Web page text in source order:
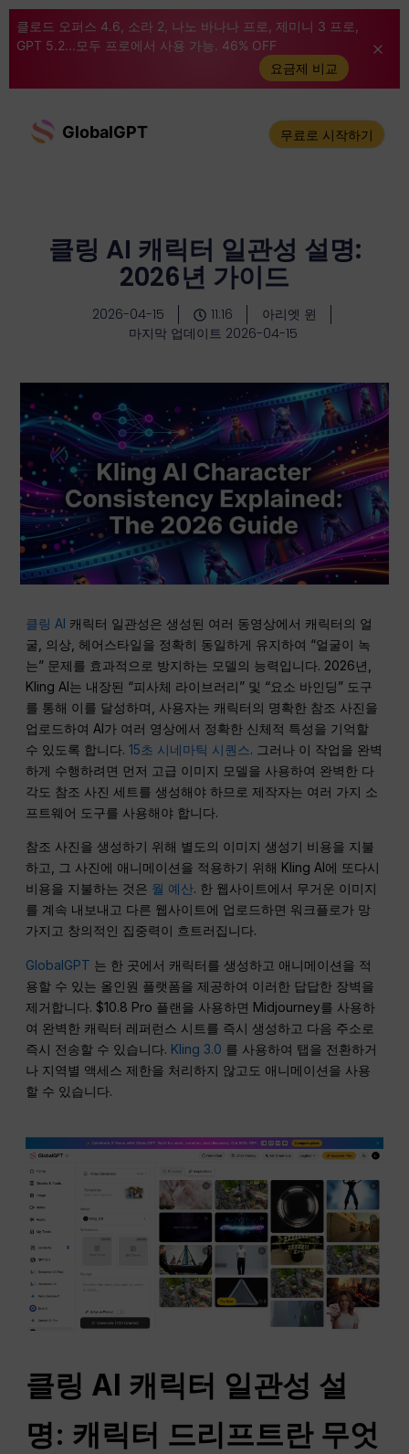
클로드 오퍼스 4.6, 소라 2, 나노 바나나 프로, 제미니 3 프로,
GPT 5.2...모두 프로에서 사용 가능. 46% OFF
요금제 비교
GlobalGPT 무료로 시작하기
클링 AI 캐릭터 일관성 설명:
2026년 가이드
2026-04-15 11:16
아리엣 윈
마지막 업데이트 2026-04-15
클링 AI 캐릭터 일관성은 생성된 여러 동영상에서 캐릭터의 얼
굴, 의상, 헤어스타일을 정확히 동일하게 유지하여 “얼굴이 녹
는” 문제를 효과적으로 방지하는 모델의 능력입니다. 2026년,
Kling AI는 내장된 “피사체 라이브러리” 및 “요소 바인딩” 도구
를 통해 이를 달성하며, 사용자는 캐릭터의 명확한 참조 사진을
업로드하여 AI가 여러 영상에서 정확한 신체적 특성을 기억할
수 있도록 합니다.15초 시네마틱 시퀀스. 그러나 이 작업을 완벽
하게 수행하려면 먼저 고급 이미지 모델을 사용하여 완벽한 다
각도 참조 사진 세트를 생성해야 하므로 제작자는 여러 가지 소
프트웨어 도구를 사용해야 합니다.
참조 사진을 생성하기 위해 별도의 이미지 생성기 비용을 지불
하고, 그 사진에 애니메이션을 적용하기 위해 Kling AI에 또다시
비용을 지불하는 것은 월 예산. 한 웹사이트에서 무거운 이미지
를 계속 내보내고 다른 웹사이트에 업로드하면 워크플로가 망
가지고 창의적인 집중력이 흐트러집니다.
GlobalGPT 는 한 곳에서 캐릭터를 생성하고 애니메이션을 적
용할 수 있는 올인원 플랫폼을 제공하여 이러한 답답한 장벽을
제거합니다. $10.8 Pro 플랜을 사용하면 Midjourney를 사용하
여 완벽한 캐릭터 레퍼런스 시트를 즉시 생성하고 다음 주소로
즉시 전송할 수 있습니다. Kling 3.0 를 사용하여 탭을 전환하거
나 지역별 액세스 제한을 처리하지 않고도 애니메이션을 사용
할 수 있습니다.
클링 AI 캐릭터 일관성 설
명: 캐릭터 드리프트란 무엇